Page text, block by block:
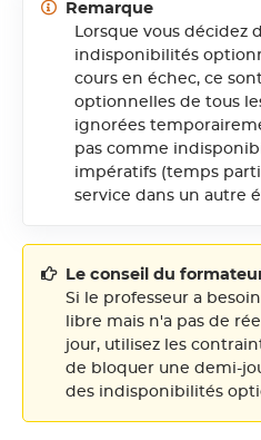
Remarque
Lorsque vous décidez
indisponibilités
cours en échec, ce
optionnelles de tous
ignorées
pas comme
impératifs (temps
service dans un autre
Le conseil du
Si le professeur a
libre mais n'a pas de
jour, utilisez les
de bloquer une demi-
des indisponibilités